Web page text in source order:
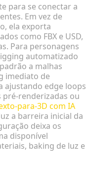
para se conectar a
Em vez de
ela exporta
como FBX e USD,
Para personagens
automatizado
a malhas
imediato de
ajustando edge loops
renderizadas ou
para-3D com IA
a barreira inicial da
deixa os
disponível
baking de luz e